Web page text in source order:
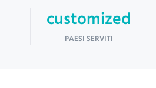
customized
PAESI SERVITI